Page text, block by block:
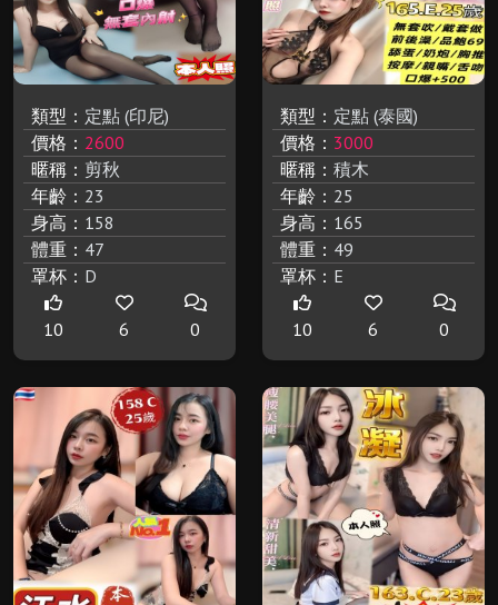
類型： 定點 (印尼)
價格： 2600
暱稱： 剪秋
年齡： 23
身高： 158
體重： 47
罩杯： D
10 6 0
類型： 定點 (泰國)
價格： 3000
暱稱： 積木
年齡： 25
身高： 165
體重： 49
罩杯： E
10 6 0